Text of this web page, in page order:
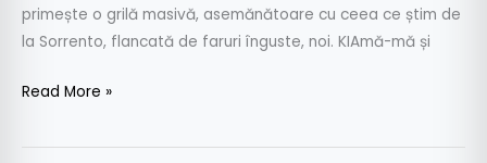
primește o grilă masivă, asemănătoare cu ceea ce știm de
la Sorrento, flancată de faruri înguste, noi. KIAmă-mă și
Read More »